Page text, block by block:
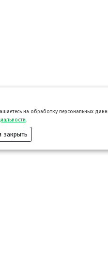
на обработку персональных
закрыть